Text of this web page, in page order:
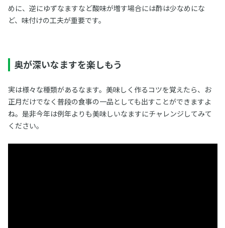
めに、逆にゆずなますなど酸味が増す場合には酢は少なめにな
ど、味付けの工夫が重要です。
奥が深いなますを楽しもう
実は様々な種類があるなます。美味しく作るコツを覚えたら、お
正月だけでなく普段の食事の一品としても出すことができますよ
ね。是非今年は例年よりも美味しいなますにチャレンジしてみて
ください。